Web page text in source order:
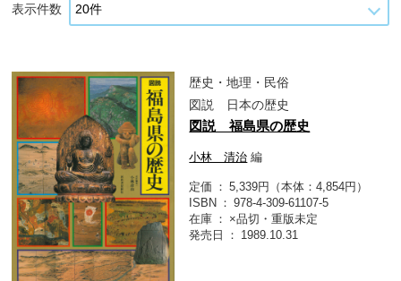
表示件数
歴史・地理・民俗
図説 日本の歴史
図説 福島県の歴史
小林 清治 編
定価
5,339円（本体：4,854円）
ISBN
978-4-309-61107-5
在庫
×品切・重版未定
発売日
1989.10.31